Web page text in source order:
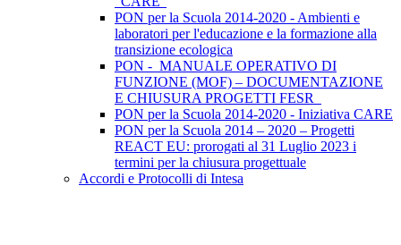
PON per la Scuola 2014-2020 - Ambienti e
laboratori per l'educazione e la formazione alla
transizione ecologica
PON - MANUALE OPERATIVO DI
FUNZIONE (MOF) – DOCUMENTAZIONE
E CHIUSURA PROGETTI FESR
PON per la Scuola 2014-2020 - Iniziativa CARE
PON per la Scuola 2014 – 2020 – Progetti
REACT EU: prorogati al 31 Luglio 2023 i
termini per la chiusura progettuale
Accordi e Protocolli di Intesa